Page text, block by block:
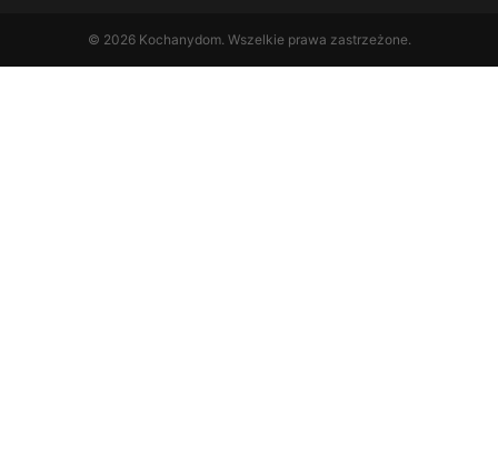
© 2026 Kochanydom. Wszelkie prawa zastrzeżone.